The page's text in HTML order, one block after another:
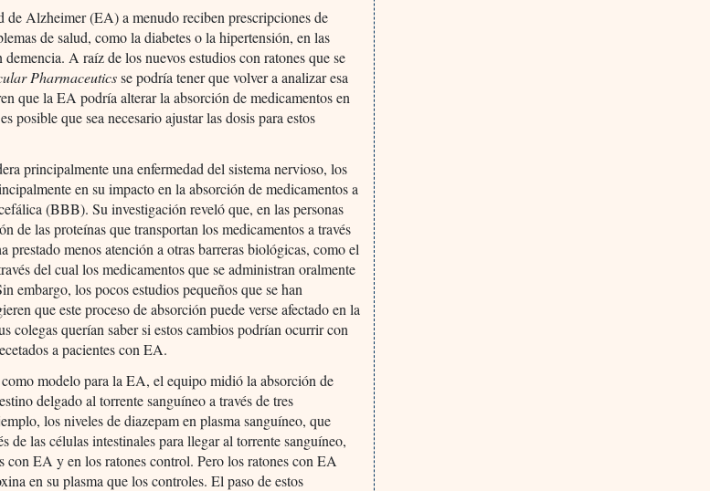
de Alzheimer (EA) a menudo reciben prescripciones de
de salud, como la diabetes o la hipertensión, en las
A raíz de los nuevos estudios con ratones que se
Pharmaceuticsse podría tener que volver a analizar esa
que la EA podría alterar la absorción de medicamentos en
posible que sea necesario ajustar las dosis para estos
principalmente una enfermedad del sistema nervioso, los
en su impacto en la absorción de medicamentos a
(BBB). Su investigación reveló que, en las personas
de las proteínas que transportan los medicamentos a través
prestado menos atención a otras barreras biológicas, como el
del cual los medicamentos que se administran oralmente
embargo, los pocos estudios pequeños que se han
que este proceso de absorción puede verse afectado en la
colegas querían saber si estos cambios podrían ocurrir con
a pacientes con EA.
modelo para la EA, el equipo midió la absorción de
delgado al torrente sanguíneo a través de tres
los niveles de diazepam en plasma sanguíneo, que
de las células intestinales para llegar al torrente sanguíneo,
con EA y en los ratones control. Pero los ratones con EA
en su plasma que los controles. El paso de estos